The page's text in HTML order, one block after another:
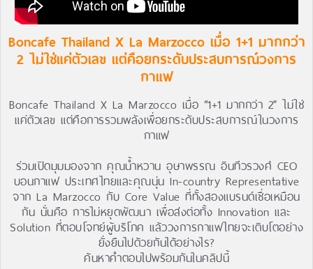
Boncafe Thailand X La Marzocco เมื่อ 1+1 มากกว่า
2 ไม่ใช่แค่ตัวเลข แต่คือยกระดับประสบการณ์วงการ
กาแฟ
Boncafe Thailand X La Marzocco เมื่อ “1+1 มากกว่า 2” ไม่ใช่
แค่ตัวเลข แต่คือการรวมพลังเพื่อยกระดับประสบการณ์ในวงการ
กาแฟ
ร่วมเปิดมุมมองจาก คุณน้ำหวาน อุษาพรรณ อินทีวรวงศ์ CEO
บอนกาแฟ ประเทศไทยและคุณนุ่น In-country Representative
จากLa Marzocco กับ Core Value ที่ทั้งสองแบรนด์เชื่อเหมือน
กัน นั่นคือ การไม่หยุดพัฒนา เพื่อส่งต่อทั้ง Innovation และ
Solution ที่ตอบโจทย์ผู้บริโภค แล้ววงการกาแฟไทยจะเติบโตอย่าง
ยั่งยืนไปด้วยกันได้อย่างไร?
ค้นหาคำตอบไปพร้อมกันในคลิปนี้